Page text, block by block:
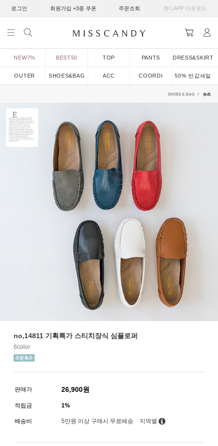
로그인 회원가입 +3종 쿠폰 주문조회 캔디APP 다운로드
NEW7% BEST50 TOP PANTS DRESS&SKIRT
OUTER SHOES&BAG ACC COORDI 50% 반값세일
SHOES & BAG 슈즈
no,14811 기획특가 스티치장식 심플로퍼
6color
판매가 26,900원
적립금 1%
배송비 5만원 이상 구매시 무료배송 지역별